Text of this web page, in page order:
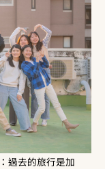
過去的旅行是加